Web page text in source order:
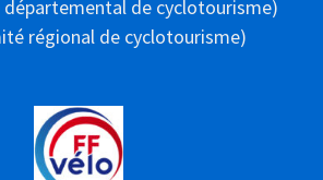
départemental de cyclotourisme)
régional de cyclotourisme)